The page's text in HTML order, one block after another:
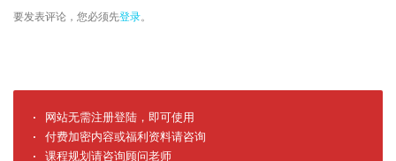
要发表评论，您必须先登录。
· 网站无需注册登陆，即可使用
· 付费加密内容或福利资料请咨询
· 课程规划请咨询顾问老师